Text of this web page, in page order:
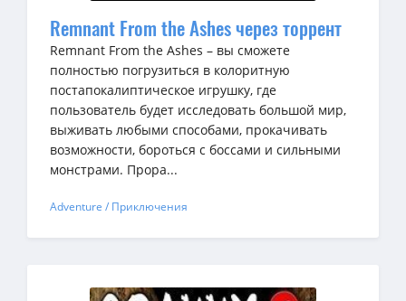
Remnant From the Ashes через торрент
Remnant From the Ashes – вы сможете
полностью погрузиться в колоритную
постапокалиптическое игрушку, где
пользователь будет исследовать большой мир,
выживать любыми способами, прокачивать
возможности, бороться с боссами и сильными
монстрами. Прора...
Adventure / Приключения